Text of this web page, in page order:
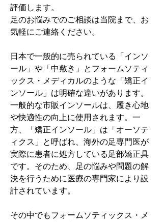
評価します。
足のお悩みでのご相談は当院まで、お
気軽にご連絡ください。
日本で一般的に売られている「インソ
ール」や「中敷き」とフォームソティ
ックス・メディカルのような「矯正イ
ンソール」は明確な違いがあります。
一般的な市販インソールは、履き心地
や快適性の向上に使用されます。一
方、「矯正インソール」は「オーソテ
ィクス」と呼ばれ、海外の足専門医が
実際に患者に処方している足部矯正具
です。そのため、足の悩みや問題の解
決を行うために医療の専門家により設
計されています。
その中でもフォームソティックス・メ